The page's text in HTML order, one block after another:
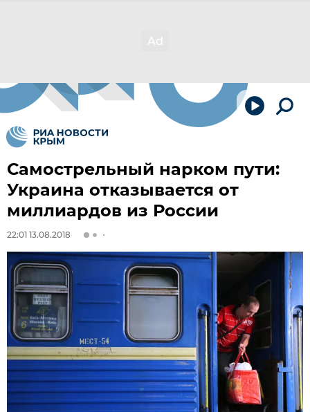
Самострельный нарком пути:
Украина отказывается от
миллиардов из России
22:01 13.08.2018